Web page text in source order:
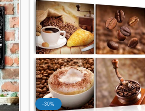
-30%